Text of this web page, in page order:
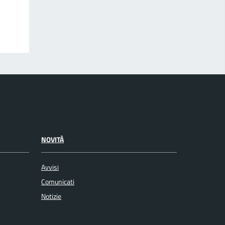
NOVITÀ
Avvisi
Comunicati
Notizie